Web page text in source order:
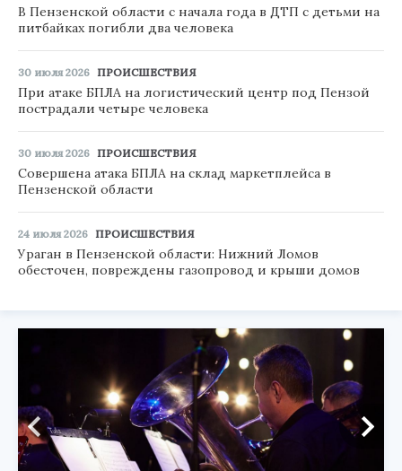
В Пензенской области с начала года в ДТП с детьми на
питбайках погибли два человека
30 июля 2026 ПРОИСШЕСТВИЯ
При атаке БПЛА на логистический центр под Пензой
пострадали четыре человека
30 июля 2026 ПРОИСШЕСТВИЯ
Совершена атака БПЛА на склад маркетплейса в
Пензенской области
24 июля 2026 ПРОИСШЕСТВИЯ
Ураган в Пензенской области: Нижний Ломов
обесточен, повреждены газопровод и крыши домов